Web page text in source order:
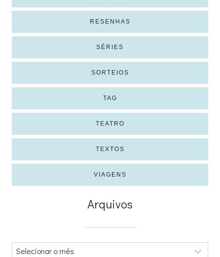
RESENHAS
SÉRIES
SORTEIOS
TAG
TEATRO
TEXTOS
VIAGENS
Arquivos
Arquivos